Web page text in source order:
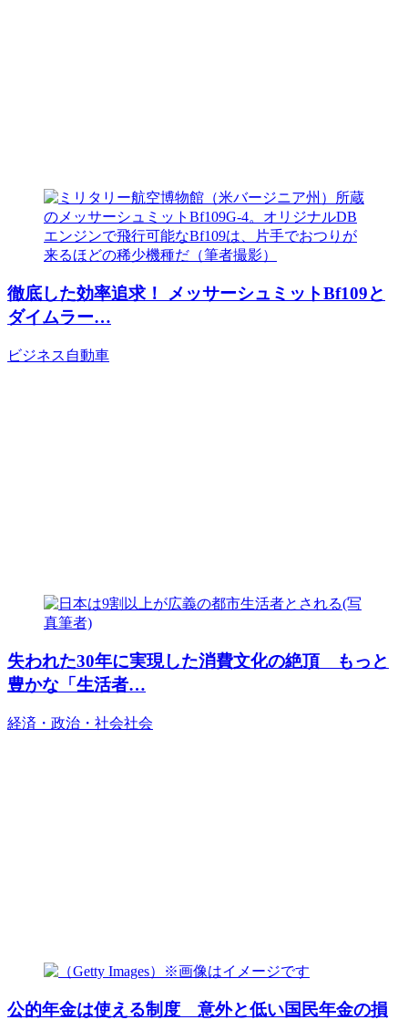
徹底した効率追求！ メッサーシュミットBf109と
ダイムラー…
ビジネス 自動車
失われた30年に実現した消費文化の絶頂 もっと
豊かな「生活者…
経済・政治・社会社会
公的年金は使える制度 意外と低い国民年金の損